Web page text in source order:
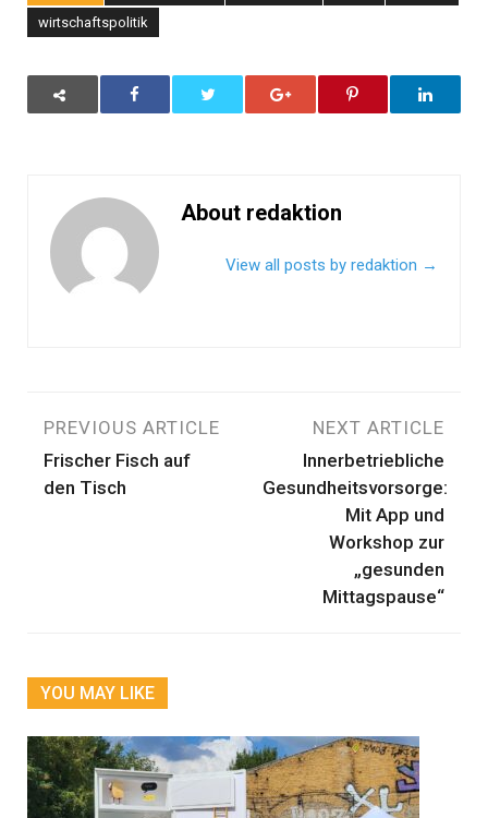
wirtschaftspolitik
About redaktion
View all posts by redaktion →
Beitragsnavigation
PREVIOUS ARTICLE
Frischer Fisch auf
den Tisch
NEXT ARTICLE
Innerbetriebliche
Gesundheitsvorsorge:
Mit App und
Workshop zur
„gesunden
Mittagspause“
YOU MAY LIKE